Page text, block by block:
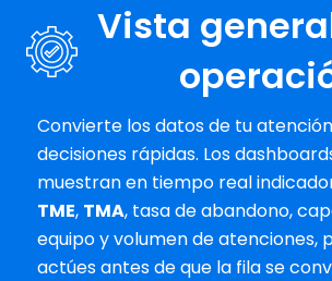
Vista
Convierte los datos de tu
decisiones rápidas. Los
TME, TMA, tasa de abandono,
equipo y volumen de atenciones,
actúes antes de que la fila se